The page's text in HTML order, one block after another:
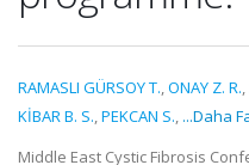
RAMASLI GÜRSOY T.,ONAY Z. R.,
KİBAR B. S.,PEKCAN S., ...Daha
Middle East Cystic Fibrosis